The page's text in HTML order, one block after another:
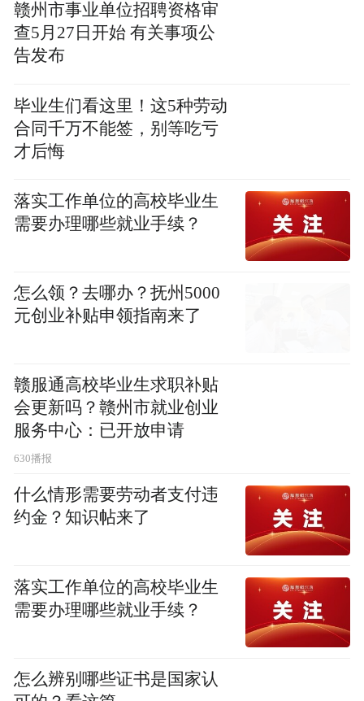
赣州市事业单位招聘资格审
查5月27日开始 有关事项公
告发布
毕业生们看这里！这5种劳动
合同千万不能签，别等吃亏
才后悔
落实工作单位的高校毕业生
需要办理哪些就业手续？
怎么领？去哪办？抚州5000
元创业补贴申领指南来了
赣服通高校毕业生求职补贴
会更新吗？赣州市就业创业
服务中心：已开放申请
630播报
什么情形需要劳动者支付违
约金？知识帖来了
落实工作单位的高校毕业生
需要办理哪些就业手续？
怎么辨别哪些证书是国家认